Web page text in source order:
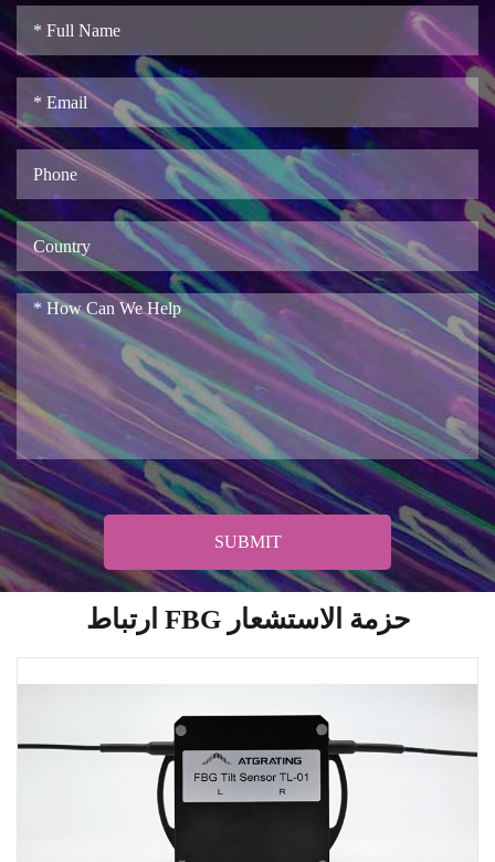
SUBMIT
ارتباط FBG حزمة الاستشعار